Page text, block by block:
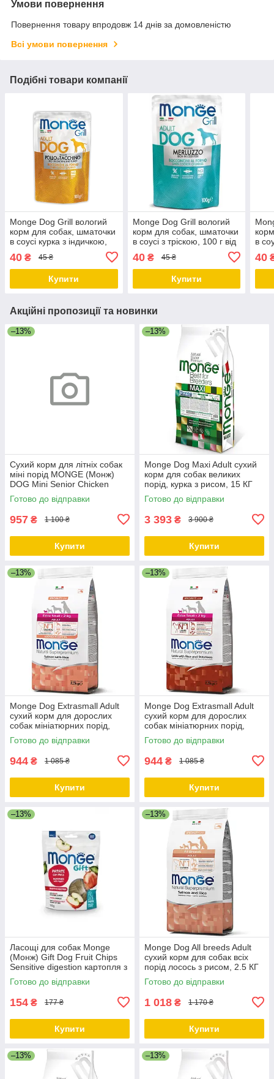
Умови повернення
Повернення товару впродовж 14 днів за домовленістю
Всі умови повернення
Подібні товари компанії
Monge Dog Grill вологий
корм для собак, шматочки
в соусі курка з індичкою,
40 ₴ 45 ₴
Купити
Monge Dog Grill вологий
корм для собак, шматочки
в соусі з тріскою, 100 г від
40₴ 45 ₴
Купити
в
40
Акційні пропозиції та новинки
–13%
Сухий корм для літніх собак
міні порід MONGE (Монж)
DOG Mini Senior Chicken
курка 3 кг
Готово до відправки
957 ₴ 1 100 ₴
Купити
–13%
Monge Dog Maxi Adult сухий
корм для собак великих
порід, курка з рисом, 15 КГ
Готово до відправки
3 393 ₴ 3 900 ₴
Купити
–13%
Monge Dog Extrasmall Adult
сухий корм для дорослих
собак мініатюрних порід,
лосось із рисом, 2.5 КГ
Готово до відправки
944 ₴ 1 085 ₴
Купити
–13%
Monge Dog Extrasmall Adult
сухий корм для дорослих
собак мініатюрних порід,
ягня/картопля, 2.5 КГ
Готово до відправки
944 ₴ 1 085 ₴
Купити
–13%
Ласощі для собак Monge
(Монж) Gift Dog Fruit Chips
Sensitive digestion картопля з
яблуком (веган) 150г
Готово до відправки
154 ₴ 177 ₴
Купити
–13%
Monge Dog All breeds Adult
сухий корм для собак всіх
порід лосось з рисом, 2.5 КГ
Готово до відправки
1 018 ₴ 1 170 ₴
Купити
–13% –13%